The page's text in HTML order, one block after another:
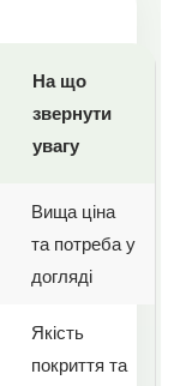
На що
звернути
увагу
Вища ціна
та потреба у
догляді
Якість
покриття та